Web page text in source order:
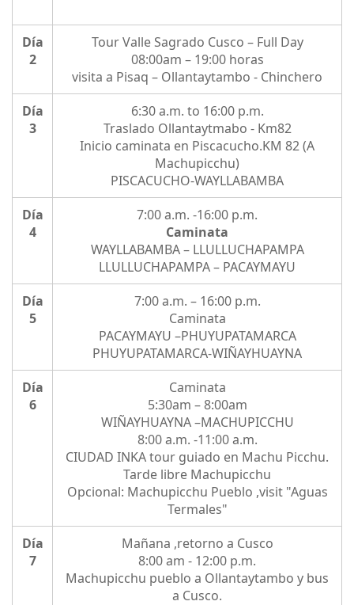
Día
2
Tour Valle Sagrado Cusco – Full Day
08:00am – 19:00 horas
visita a Pisaq – Ollantaytambo - Chinchero
Día
3
6:30 a.m. to 16:00 p.m.
Traslado Ollantaytmabo - Km82
Inicio caminata en Piscacucho.KM 82 (A
Machupicchu)
PISCACUCHO-WAYLLABAMBA
Día
4
7:00 a.m. -16:00 p.m.
Caminata
WAYLLABAMBA – LLULLUCHAPAMPA
LLULLUCHAPAMPA – PACAYMAYU
Día
5
7:00 a.m. – 16:00 p.m.
Caminata
PACAYMAYU –PHUYUPATAMARCA
PHUYUPATAMARCA-WIÑAYHUAYNA
Día
6
Caminata
5:30am – 8:00am
WIÑAYHUAYNA –MACHUPICCHU
8:00 a.m. -11:00 a.m.
CIUDAD INKA tour guiado en Machu Picchu.
Tarde libre Machupicchu
Opcional: Machupicchu Pueblo ,visit "Aguas
Termales"
Día
7
Mañana ,retorno a Cusco
8:00 am - 12:00 p.m.
Machupicchu pueblo a Ollantaytambo y bus
a Cusco.